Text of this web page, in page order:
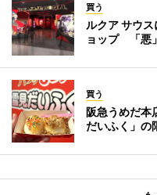
買う
ルクア サウ
ョップ 「悪
買う
阪急うめだ
だいふく」の